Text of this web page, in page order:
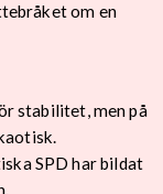
om en
stabilitet, men på
SPD har bildat